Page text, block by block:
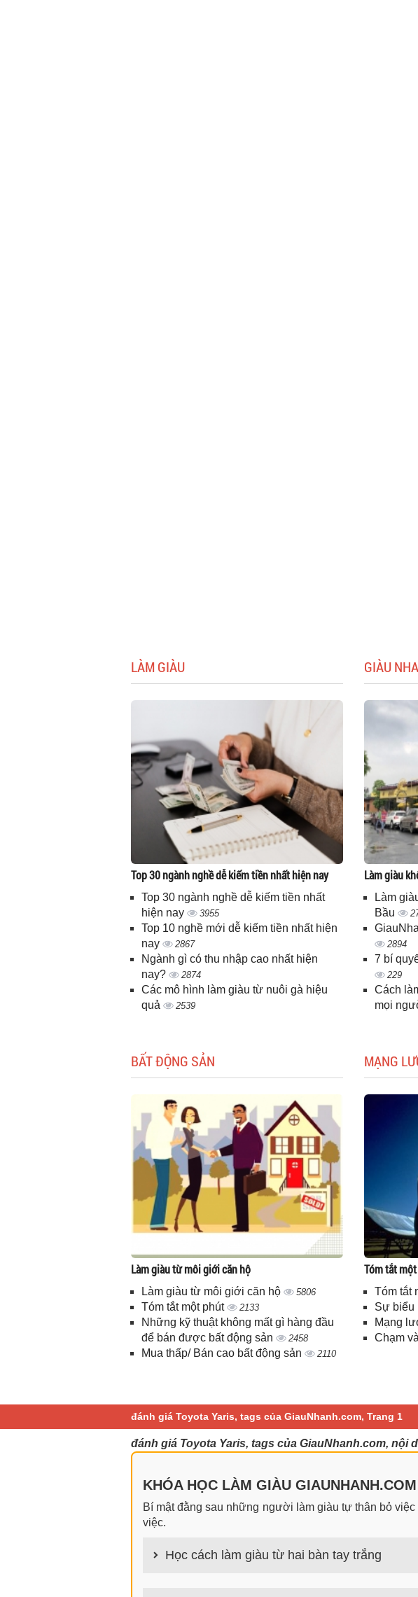
LÀM GIÀU
Top 30 ngành nghề dễ kiếm tiền nhất hiện nay
Top 30 ngành nghề dễ kiếm tiền nhất
hiện nay
3955
Top 10 nghề mới dễ kiếm tiền nhất hiện
nay
2867
Ngành gì có thu nhập cao nhất hiện
nay?
2874
Các mô hình làm giàu từ nuôi gà hiệu
quả
2539
GIÀU
Làm giàu
Làm
Bầu
2894
7 bí
229
Cách
mọi
BẤT ĐỘNG SẢN
Làm giàu từ môi giới căn hộ
Làm giàu từ môi giới căn hộ 5806
Tóm tắt một phút 2133
Những kỹ thuật không mất gì hàng đầu
để bán được bất động sản
2458
Mua thấp/ Bán cao bất động sản 2110
MẠNG
Tóm tắt
Tóm tắt
Sự
Mạng
Chạm
đánh giá Toyota Yaris, tags của GiauNhanh.com, Trang 1
đánh giá Toyota Yaris, tags của GiauNhanh.com, nội
KHÓA HỌC LÀM GIÀU
Bí mật đằng sau những người làm giàu tự thân bỏ
việc.
Học cách làm giàu từ hai bàn tay trắng